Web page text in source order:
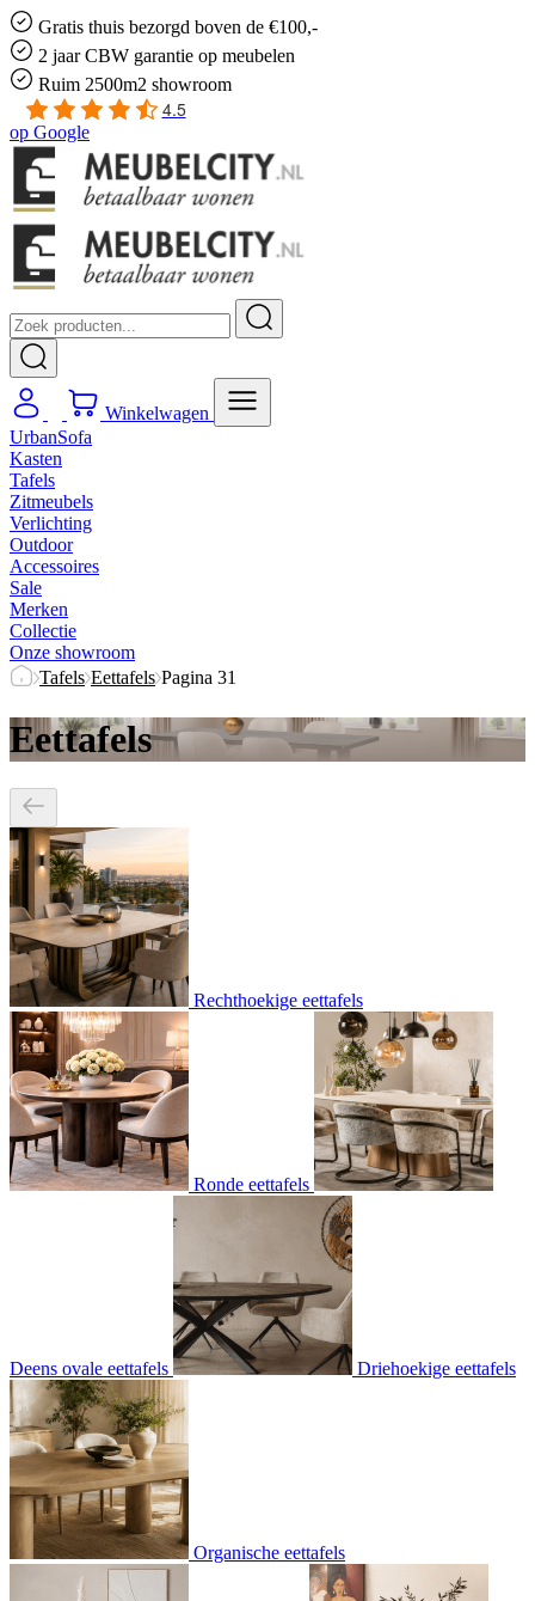
Gratis thuis bezorgd boven de €100,-
2 jaar CBW garantie op meubelen
Ruim 2500m2 showroom
4.5
op Google
Winkelwagen
UrbanSofa
Kasten
Tafels
Zitmeubels
Verlichting
Outdoor
Accessoires
Sale
Merken
Collectie
Onze showroom
Tafels Eettafels Pagina 31
Eettafels
Rechthoekige eettafels
Ronde eettafels
Deens ovale eettafels Driehoekige eettafels
Organische eettafels